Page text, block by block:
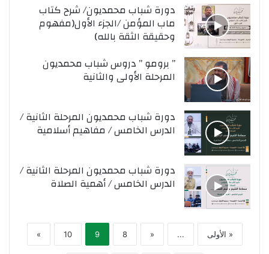
دورة شباب محمديون/ شرح كتاب
ماب المؤمن /الجزء الأول(مفهوم
وحقيقة الثقة بالله)
” برومو ” دروس شباب محمديون
المرحلة الأولى والثانية
دورة شباب محمديون المرحلة الثانية /
الدرس الخامس / مفاهيم أسلامية
دورة شباب محمديون المرحلة الثانية /
الدرس الخامس / أهمية الصلاة
« الأولى ...
«
8
9
10
»